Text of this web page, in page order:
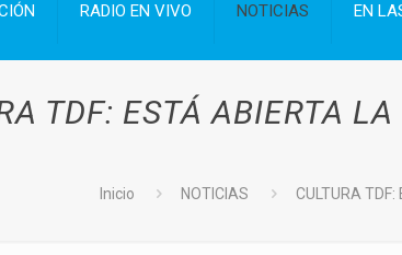
RADIO EN VIVO NOTICIAS EN
TDF: ESTÁ ABIERTA
Inicio NOTICIAS CULTURA TDF: